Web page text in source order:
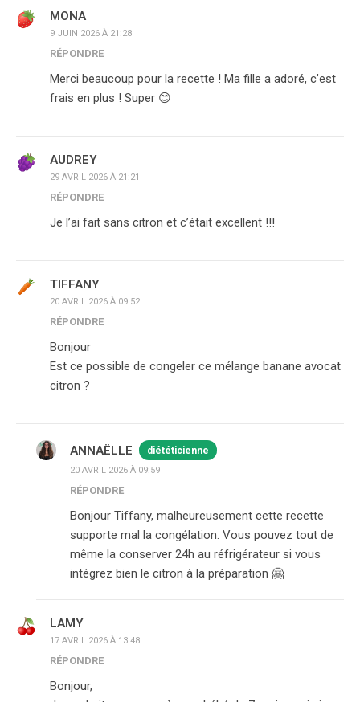
MONA
9 JUIN 2026 À 21:28
RÉPONDRE
Merci beaucoup pour la recette ! Ma fille a adoré, c’est
frais en plus ! Super 😊
AUDREY
29 AVRIL 2026 À 21:21
RÉPONDRE
Je l’ai fait sans citron et c’était excellent !!!
TIFFANY
20 AVRIL 2026 À 09:52
RÉPONDRE
Bonjour
Est ce possible de congeler ce mélange banane avocat
citron ?
ANNAËLLE diététicienne
20 AVRIL 2026 À 09:59
RÉPONDRE
Bonjour Tiffany, malheureusement cette recette
supporte mal la congélation. Vous pouvez tout de
même la conserver 24h au réfrigérateur si vous
intégrez bien le citron à la préparation 🤗
LAMY
17 AVRIL 2026 À 13:48
RÉPONDRE
Bonjour,